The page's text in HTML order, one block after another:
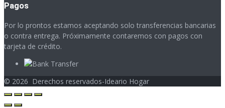
Pagos
Por lo prontos estamos aceptando solo transferencias bancarias
o contra entrega. Próximamente contaremos con pagos con
tarjeta de crédito.
© 2026 Derechos reservados-Ideario Hogar